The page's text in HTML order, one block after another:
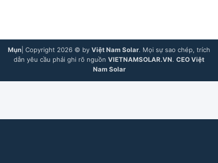
Mụn | Copyright 2026 © by Việt Nam Solar. Mọi sự sao chép, trích
dẫn yêu cầu phải ghi rõ nguồn VIETNAMSOLAR.VN. CEO Việt
Nam Solar